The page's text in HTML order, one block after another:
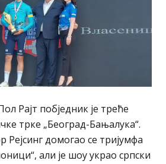
Рајт побједник је треће
трке „Београд-Бањалука“.
Рејсинг домогао се тријумфа
али је шоу украо српски